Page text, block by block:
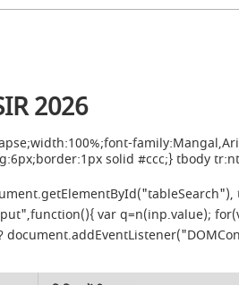
2026
solid #ccc;} tbody
var q=n(inp.value);